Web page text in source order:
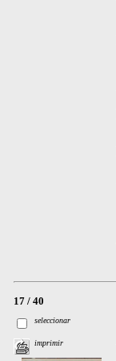
17 / 40
seleccionar
imprimir